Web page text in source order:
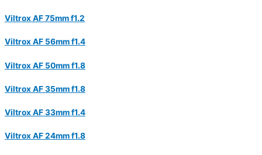
Viltrox AF 75mm f1.2
Viltrox AF 56mm f1.4
Viltrox AF 50mm f1.8
Viltrox AF 35mm f1.8
Viltrox AF 33mm f1.4
Viltrox AF 24mm f1.8